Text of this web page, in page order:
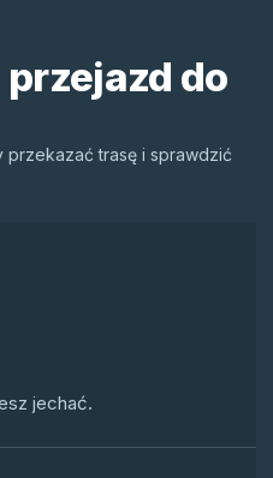
do
trasę i sprawdzić
jechać.